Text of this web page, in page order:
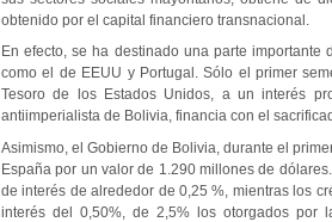
obtenido por el capital financiero transnacional.
En efecto, se ha destinado una parte
como el de EEUU y Portugal. Sólo el primer
Tesoro de los Estados Unidos, a un interés
antiimperialista de Bolivia, financia con el
Asimismo, el Gobierno de Bolivia, durante el
España por un valor de 1.290 millones de
de interés de alrededor de 0,25 %, mientras los
interés del 0,50%, de 2,5% los otorgados por